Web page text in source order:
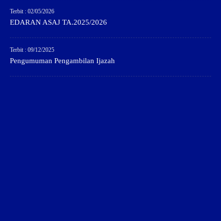
Terbit : 02/05/2026
EDARAN ASAJ TA.2025/2026
Terbit : 09/12/2025
Pengumuman Pengambilan Ijazah